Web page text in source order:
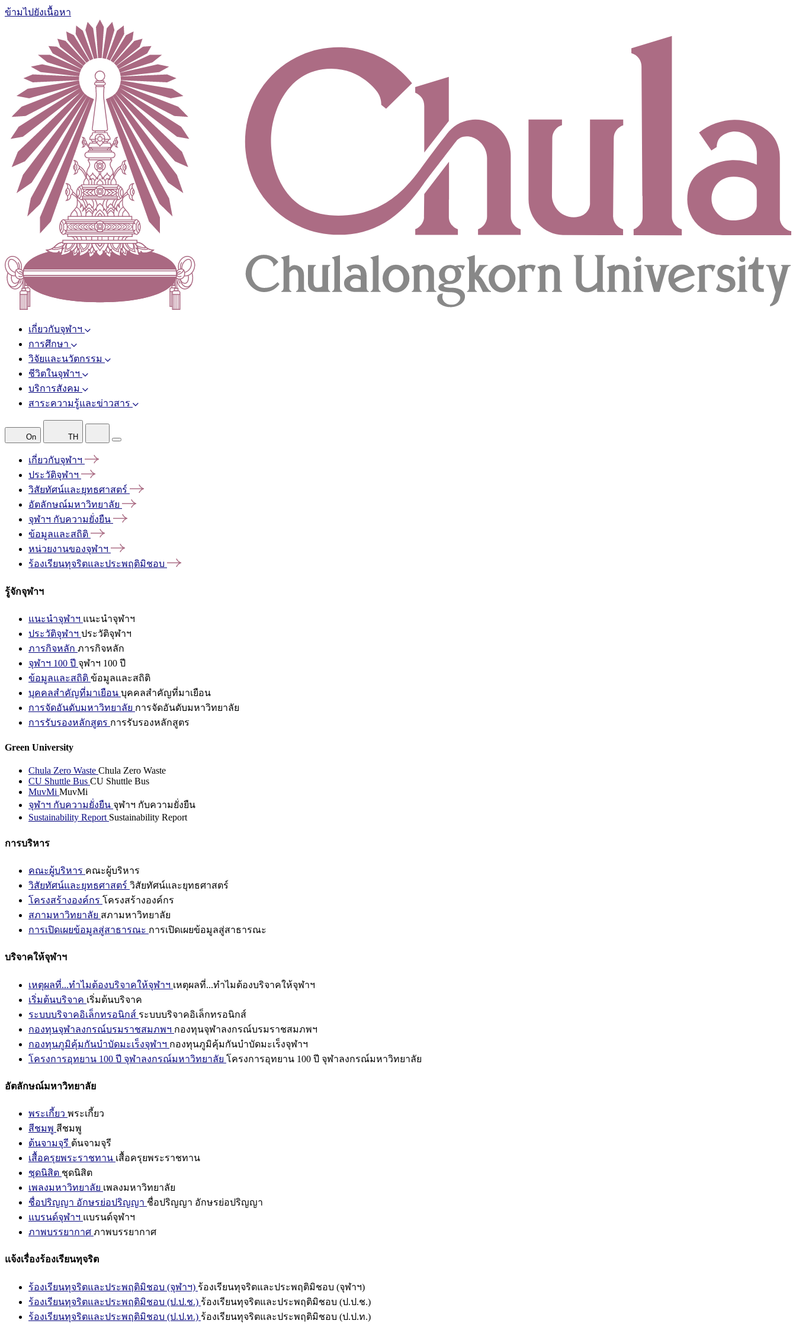
ข้ามไปยังเนื้อหา
เกี่ยวกับจุฬาฯ
การศึกษา
วิจัยและนวัตกรรม
ชีวิตในจุฬาฯ
บริการสังคม
สาระความรู้และข่าวสาร
On TH
เกี่ยวกับจุฬาฯ
ประวัติจุฬาฯ
วิสัยทัศน์และยุทธศาสตร์
อัตลักษณ์มหาวิทยาลัย
จุฬาฯ กับความยั่งยืน
ข้อมูลและสถิติ
หน่วยงานของจุฬาฯ
ร้องเรียนทุจริตและประพฤติมิชอบ
รู้จักจุฬาฯ
แนะนำจุฬาฯ แนะนำจุฬาฯ
ประวัติจุฬาฯ ประวัติจุฬาฯ
ภารกิจหลัก ภารกิจหลัก
จุฬาฯ 100 ปี จุฬาฯ 100 ปี
ข้อมูลและสถิติ ข้อมูลและสถิติ
บุคคลสำคัญที่มาเยือน บุคคลสำคัญที่มาเยือน
การจัดอันดับมหาวิทยาลัย การจัดอันดับมหาวิทยาลัย
การรับรองหลักสูตร การรับรองหลักสูตร
Green University
Chula Zero Waste Chula Zero Waste
CU Shuttle Bus CU Shuttle Bus
MuvMi MuvMi
จุฬาฯ กับความยั่งยืน จุฬาฯ กับความยั่งยืน
Sustainability Report Sustainability Report
การบริหาร
คณะผู้บริหาร คณะผู้บริหาร
วิสัยทัศน์และยุทธศาสตร์ วิสัยทัศน์และยุทธศาสตร์
โครงสร้างองค์กร โครงสร้างองค์กร
สภามหาวิทยาลัย สภามหาวิทยาลัย
การเปิดเผยข้อมูลสู่สาธารณะ การเปิดเผยข้อมูลสู่สาธารณะ
บริจาคให้จุฬาฯ
เหตุผลที่...ทำไมต้องบริจาคให้จุฬาฯ เหตุผลที่...ทำไมต้องบริจาคให้จุฬาฯ
เริ่มต้นบริจาค เริ่มต้นบริจาค
ระบบบริจาคอิเล็กทรอนิกส์ ระบบบริจาคอิเล็กทรอนิกส์
กองทุนจุฬาลงกรณ์บรมราชสมภพฯ กองทุนจุฬาลงกรณ์บรมราชสมภพฯ
กองทุนภูมิคุ้มกันบำบัดมะเร็งจุฬาฯ กองทุนภูมิคุ้มกันบำบัดมะเร็งจุฬาฯ
โครงการอุทยาน 100 ปี จุฬาลงกรณ์มหาวิทยาลัย โครงการอุทยาน 100 ปี จุฬาลงกรณ์มหาวิทยาลัย
อัตลักษณ์มหาวิทยาลัย
พระเกี้ยว พระเกี้ยว
สีชมพู สีชมพู
ต้นจามจุรี ต้นจามจุรี
เสื้อครุยพระราชทาน เสื้อครุยพระราชทาน
ชุดนิสิต ชุดนิสิต
เพลงมหาวิทยาลัย เพลงมหาวิทยาลัย
ชื่อปริญญา อักษรย่อปริญญา ชื่อปริญญา อักษรย่อปริญญา
แบรนด์จุฬาฯ แบรนด์จุฬาฯ
ภาพบรรยากาศ ภาพบรรยากาศ
แจ้งเรื่องร้องเรียนทุจริต
ร้องเรียนทุจริตและประพฤติมิชอบ (จุฬาฯ) ร้องเรียนทุจริตและประพฤติมิชอบ (จุฬาฯ)
ร้องเรียนทุจริตและประพฤติมิชอบ (ป.ป.ช.) ร้องเรียนทุจริตและประพฤติมิชอบ (ป.ป.ช.)
ร้องเรียนทุจริตและประพฤติมิชอบ (ป.ป.ท.) ร้องเรียนทุจริตและประพฤติมิชอบ (ป.ป.ท.)